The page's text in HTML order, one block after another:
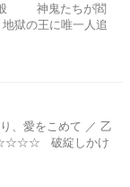
般 神鬼たちが閻
獄の王に唯一人追
愛をこめて ／ 乙
破綻しかけ